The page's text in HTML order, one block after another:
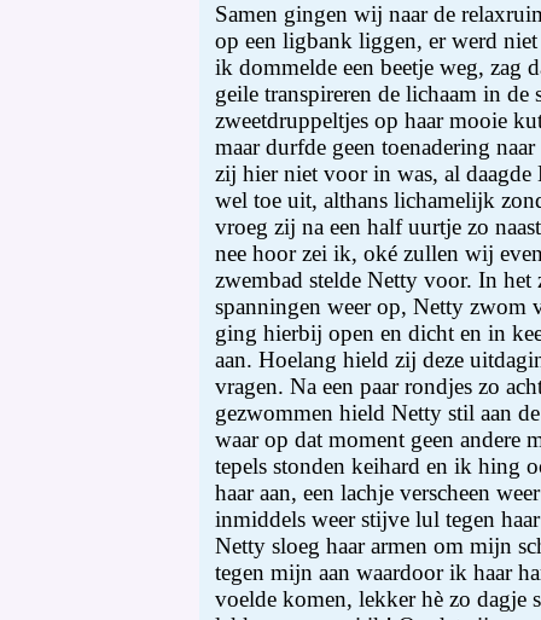
Samen gingen wij naar de
op een ligbank liggen, er werd niet
ik dommelde een beetje weg, zag
geile transpireren de lichaam in de
zweetdruppeltjes op haar mooie
maar durfde geen toenadering
zij hier niet voor in was, al
wel toe uit, althans lichamelijk
vroeg zij na een half uurtje zo
nee hoor zei ik, oké zullen wij
zwembad stelde Netty voor. In het
spanningen weer op, Netty zwom
ging hierbij open en dicht en in
aan. Hoelang hield zij deze
vragen. Na een paar rondjes zo
gezwommen hield Netty stil aan
waar op dat moment geen andere
tepels stonden keihard en ik hing
haar aan, een lachje verscheen
inmiddels weer stijve lul tegen
Netty sloeg haar armen om mijn
tegen mijn aan waardoor ik haar
voelde komen, lekker hè zo dagje